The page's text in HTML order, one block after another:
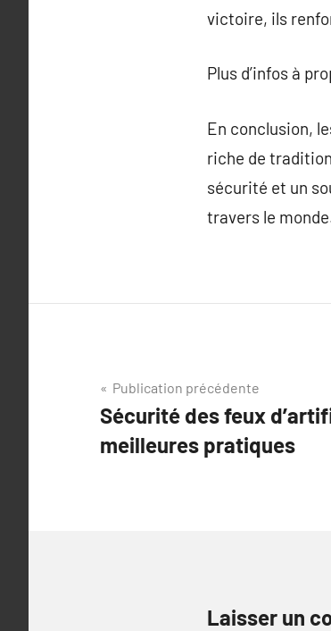
victoire, ils
Plus d’infos à
En conclusion,
riche de
sécurité et un
travers le
Navigation
de
l’article
Publication précédente
Sécurité des feux
meilleures pratiques
Laisser un